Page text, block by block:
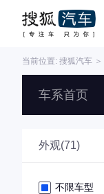
当前位置: 搜狐汽车 ＞
车系首页
外观(71)
不限车型